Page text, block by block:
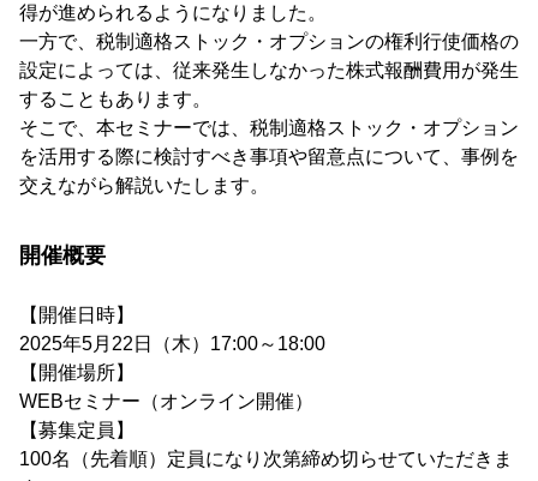
得が進められるようになりました。
一方で、税制適格ストック・オプションの権利行使価格の
設定によっては、従来発生しなかった株式報酬費用が発生
することもあります。
そこで、本セミナーでは、税制適格ストック・オプション
を活用する際に検討すべき事項や留意点について、事例を
交えながら解説いたします。
開催概要
【開催日時】
2025年5月22日（木）17:00～18:00
【開催場所】
WEBセミナー（オンライン開催）
【募集定員】
100名（先着順）定員になり次第締め切らせていただきま